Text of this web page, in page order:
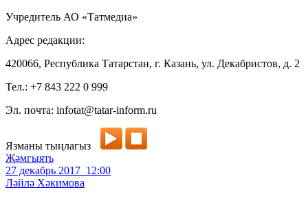
Учредитель АО «Татмедиа»
Адрес редакции:
420066, Республика Татарстан, г. Казань, ул. Декабристов, д. 2
Тел.: +7 843 222 0 999
Эл. почта: infotat@tatar-inform.ru
Язманы тыңлагыз
Җәмгыять
27 декабрь 2017 12:00
Ләйлә Хәкимова